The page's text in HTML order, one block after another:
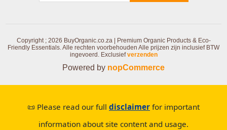
Copyright ; 2026 BuyOrganic.co.za | Premium Organic Products & Eco-
Friendly Essentials. Alle rechten voorbehouden Alle prijzen zijn inclusief BTW
ingevoerd. Exclusiefverzenden
Powered by nopCommerce
📜 Please read our full disclaimer for important
information about site content and usage.